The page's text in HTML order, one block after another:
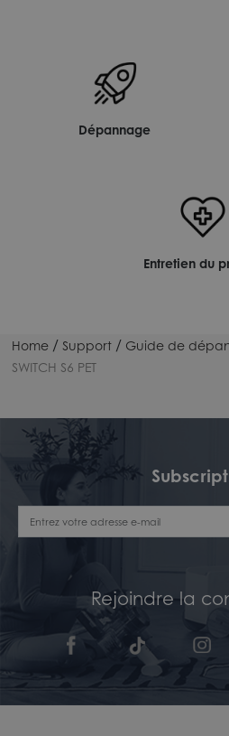
Dépannage
Entretien du
Home / Support / Guide de
SWITCH S6 PET
Rejoindre la